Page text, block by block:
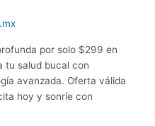
por solo $299 en
tu salud bucal con
avanzada. Oferta válida
hoy y sonríe con